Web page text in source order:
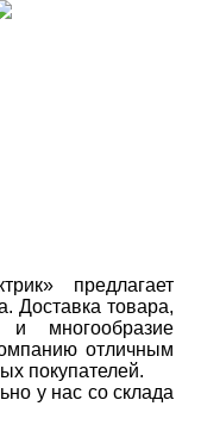
предлагает
Доставка товара,
и многообразие
отличным
покупателей.
у нас со склада